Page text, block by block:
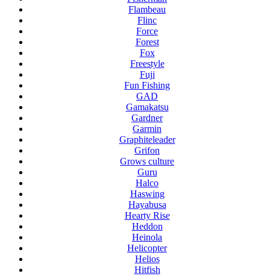
Flambeau
Flinc
Force
Forest
Fox
Freestyle
Fuji
Fun Fishing
GAD
Gamakatsu
Gardner
Garmin
Graphiteleader
Grifon
Grows culture
Guru
Halco
Haswing
Hayabusa
Hearty Rise
Heddon
Heinola
Helicopter
Helios
Hitfish